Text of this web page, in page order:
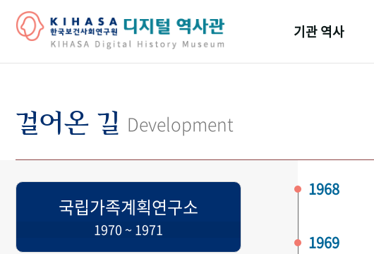
기관 역사
걸어온 길 Development
국립가족계획연구소
1970 ~ 1971
1968
1969